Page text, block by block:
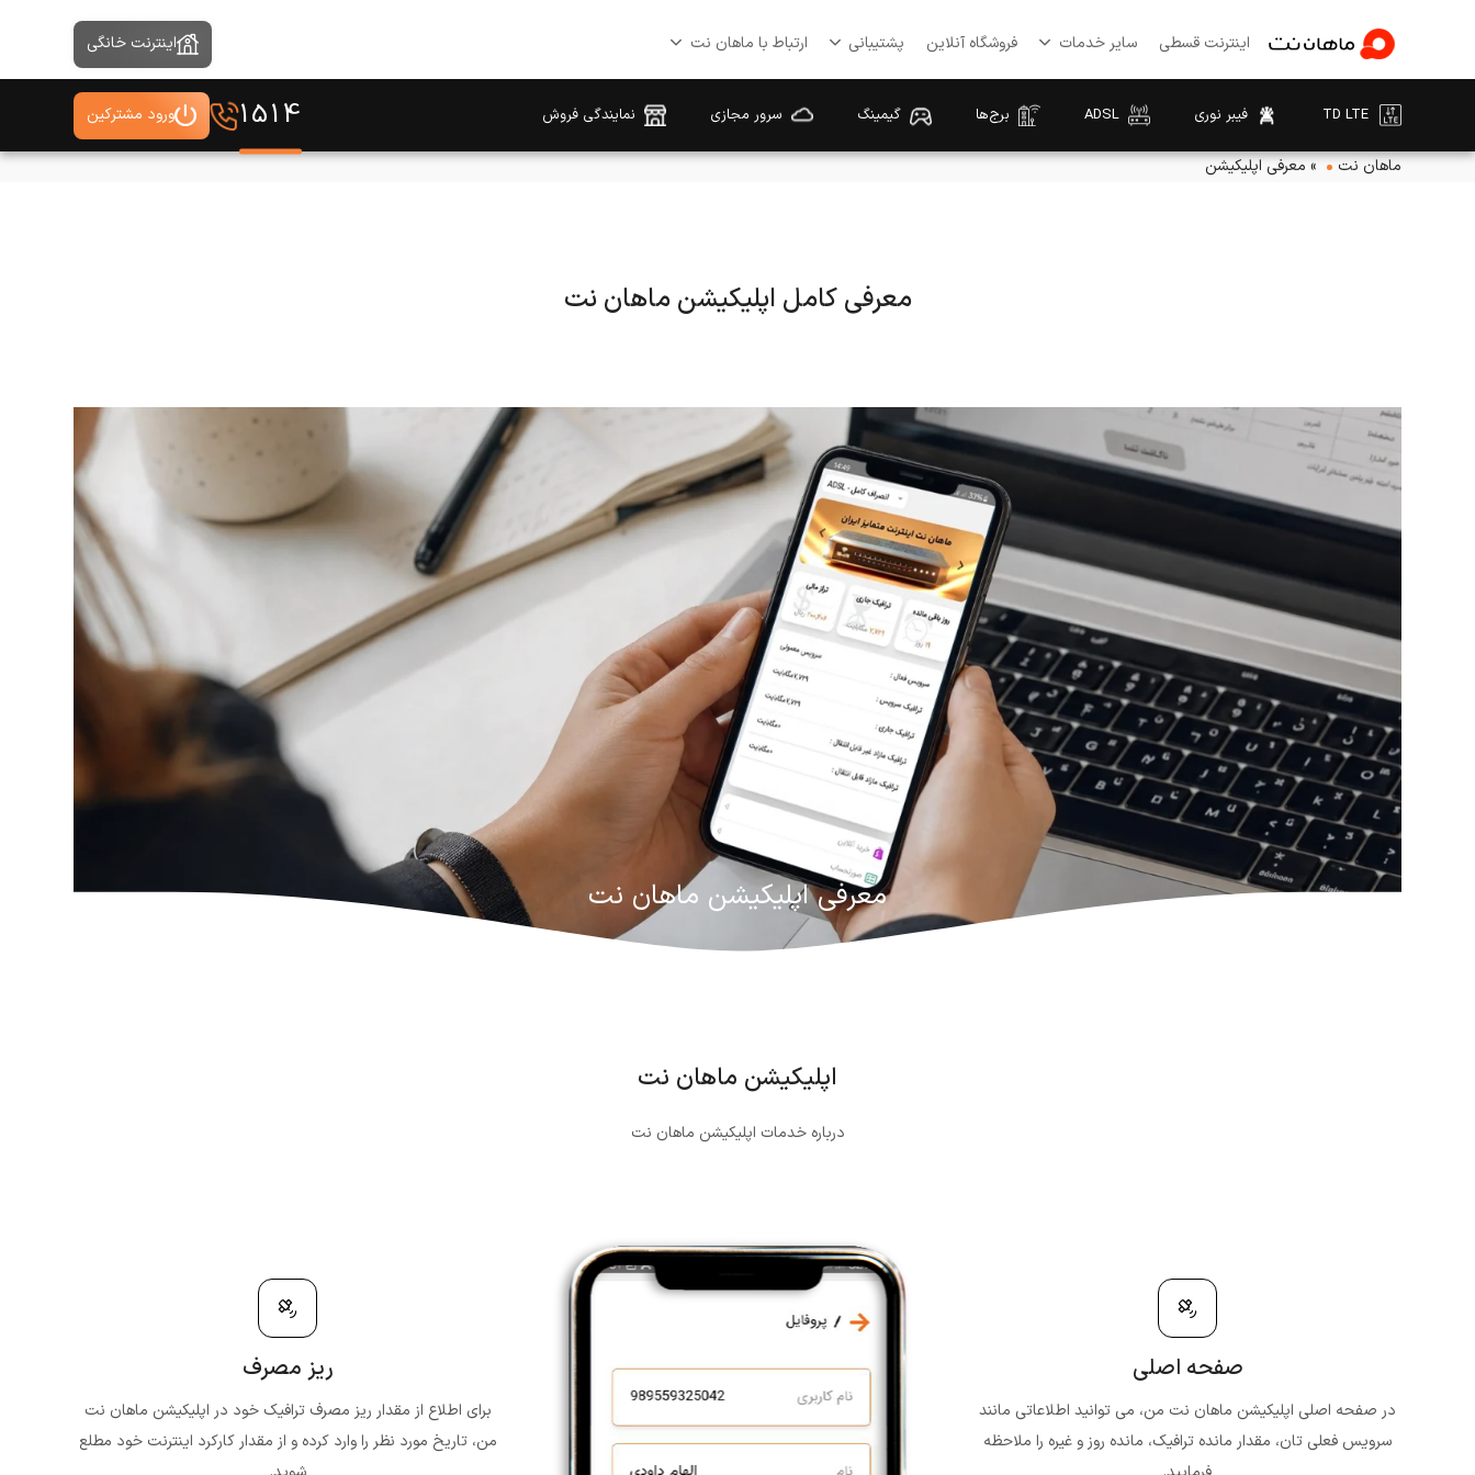
اینترنت قسطی سایر خدمات فروشگاه آنلاین پشتیبانی ارتباط با ماهان نت اینترنت خانگی
TD LTE فیبر نوری ADSL برج‌ها گیمینگ سرور مجازی نمایندگی فروش 1514 ورود مشترکین
ماهان نت » معرفی اپلیکیشن
معرفی کامل اپلیکیشن ماهان نت
معرفی اپلیکیشن ماهان نت
اپلیکیشن ماهان نت
درباره خدمات اپلیکیشن ماهان نت
صفحه اصلی
در صفحه اصلی اپلیکیشن ماهان نت من، می توانید اطلاعاتی مانند
سرویس فعلی تان، مقدار مانده ترافیک، مانده روز و غیره را ملاحظه
ریز مصرف
برای اطلاع از مقدار ریز مصرف ترافیک خود در اپلیکیشن ماهان نت
من، تاریخ مورد نظر را وارد کرده و از مقدار کارکرد اینترنت خود مطلع